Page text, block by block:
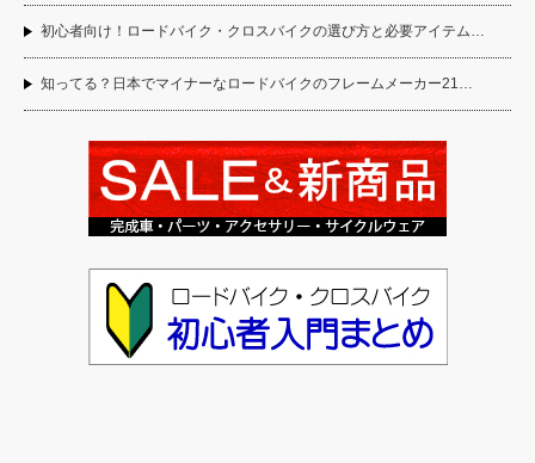
初心者向け！ロードバイク・クロスバイクの選び方と必要アイテム…
知ってる？日本でマイナーなロードバイクのフレームメーカー21…